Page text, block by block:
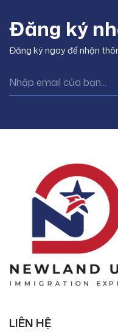
Đăng ký
Đăng ký ngay để nhận
LIÊN HỆ